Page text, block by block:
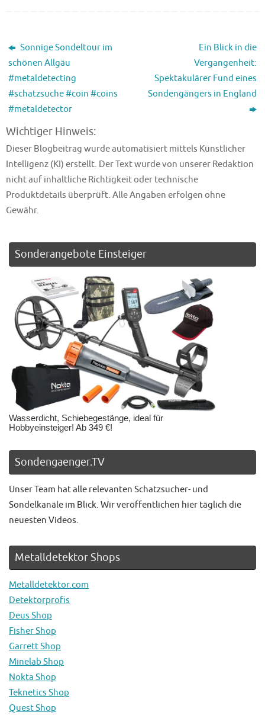
Sonnige Sondeltour im
schönen Allgäu
#metaldetecting
#schatzsuche #coin #coins
#metaldetector
Ein Blick in die
Vergangenheit:
Spektakulärer Fund eines
Sondengängers in England
Wichtiger Hinweis:
Dieser Blogbeitrag wurde automatisiert mittels Künstlicher
Intelligenz (KI) erstellt. Der Text wurde von unserer Redaktion
nicht auf inhaltliche Richtigkeit oder technische
Produktdetails überprüft. Alle Angaben erfolgen ohne
Gewähr.
Sonderangebote Einsteiger
Wasserdicht, Schiebegestänge, ideal für
Hobbyeinsteiger! Ab 349 €!
Sondengaenger.TV
Unser Team hat alle relevanten Schatzsucher- und
Sondelkanäle im Blick. Wir veröffentlichen hier täglich die
neuesten Videos.
Metalldetektor Shops
Metalldetektor.com
Detektorprofis
Deus Shop
Fisher Shop
Garrett Shop
Minelab Shop
Nokta Shop
Teknetics Shop
Quest Shop